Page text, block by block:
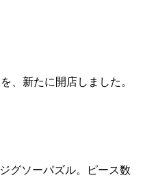
、新たに開店しました。
グソーパズル。ピース数